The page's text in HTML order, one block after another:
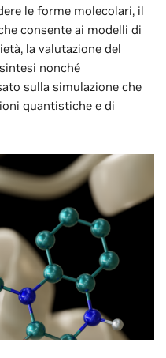
le forme molecolari, il
consente ai modelli di
la valutazione del
nonché
sulla simulazione che
quantistiche e di